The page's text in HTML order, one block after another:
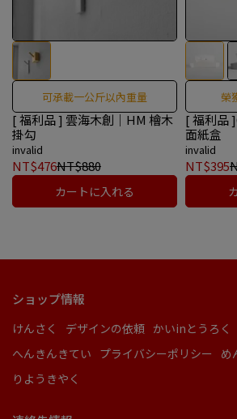
可承載一公斤以內重量
[ 福利品 ] 雲海木創｜HM 檜木
掛勾
invalid
NT$476NT$880
カートに入れる
榮
[ 福利品
面紙盒
invalid
NT$395
ショップ情報
けんさく デザインの依頼 かいinとうろく
へんきんきてい プライバシーポリシー
め
りようきやく